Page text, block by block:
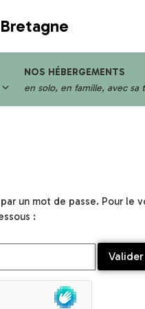
NOS HÉBERGEMENTS
en solo, en famille, avec sa
un mot de passe. Pour le
: